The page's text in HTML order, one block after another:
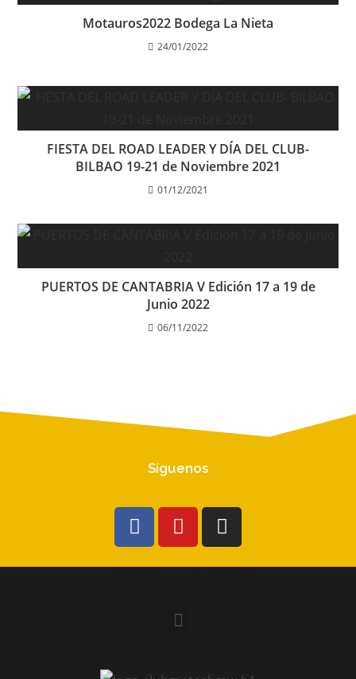
Motauros2022 Bodega La Nieta
24/01/2022
FIESTA DEL ROAD LEADER Y DÍA DEL CLUB-
BILBAO 19-21 de Noviembre 2021
01/12/2021
PUERTOS DE CANTABRIA V Edición 17 a 19 de
Junio 2022
06/11/2022
Síguenos